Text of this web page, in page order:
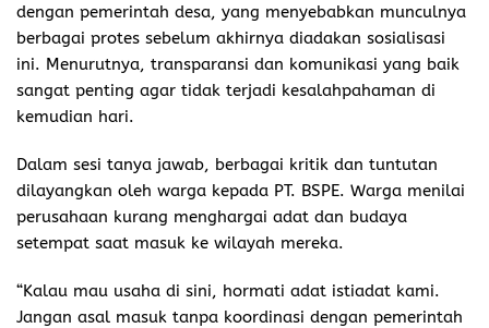
dengan pemerintah desa, yang menyebabkan munculnya
berbagai protes sebelum akhirnya diadakan sosialisasi
ini. Menurutnya, transparansi dan komunikasi yang baik
sangat penting agar tidak terjadi kesalahpahaman di
kemudian hari.
Dalam sesi tanya jawab, berbagai kritik dan tuntutan
dilayangkan oleh warga kepada PT. BSPE. Warga menilai
perusahaan kurang menghargai adat dan budaya
setempat saat masuk ke wilayah mereka.
“Kalau mau usaha di sini, hormati adat istiadat kami.
Jangan asal masuk tanpa koordinasi dengan pemerintah